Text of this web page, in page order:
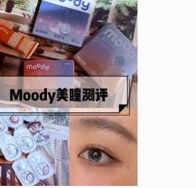
🇮🇹意大利
🇦🇺澳洲
🇳🇿新西兰